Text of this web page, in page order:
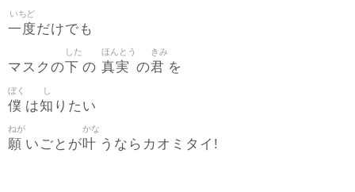
一度
いちど
だけでも
マスクの下
した
の 真実
ほんとう
の君
きみ
を
僕
ぼく
は知
し
りたい
願
ねが
いごとが叶
かな
うならカオミタイ!